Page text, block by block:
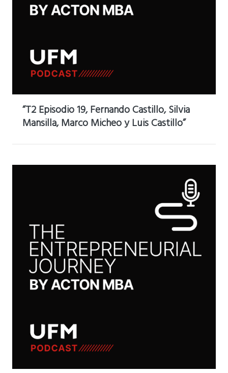
“T2 Episodio 19, Fernando Castillo, Silvia
Mansilla, Marco Micheo y Luis Castillo”